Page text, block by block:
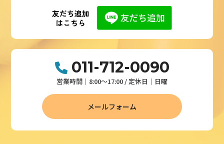
011-712-0090
営業時間│8:00～17:00 / 定休日│日曜
メールフォーム